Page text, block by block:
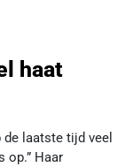
haat
laatste tijd veel
op.” Haar